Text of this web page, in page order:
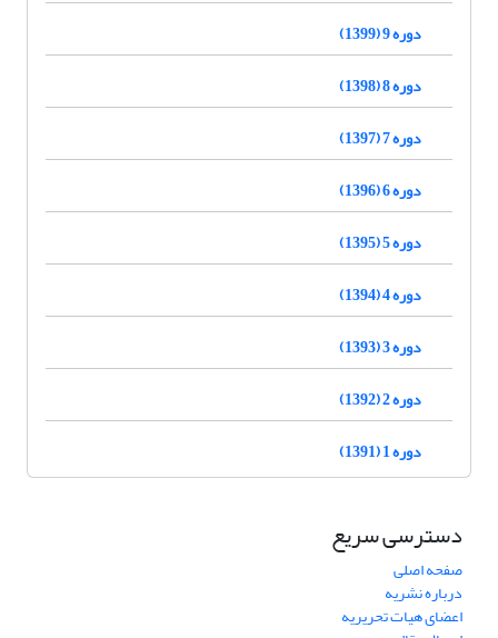
دوره 9 (1399)
دوره 8 (1398)
دوره 7 (1397)
دوره 6 (1396)
دوره 5 (1395)
دوره 4 (1394)
دوره 3 (1393)
دوره 2 (1392)
دوره 1 (1391)
دسترسی سریع
صفحه اصلی
درباره نشریه
اعضای هیات تحریریه